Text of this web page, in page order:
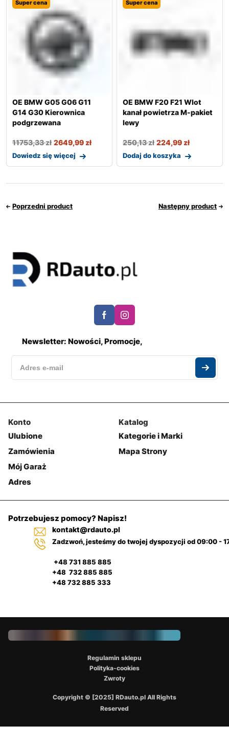
Super cena
OE BMW G05 G06 G11
G14 G30 Kierownica
podgrzewana
11753,33zł 2649,99zł
Dowiedz się więcej
Super cena
OE BMW F20 F21 Wlot
kanał powietrza M-pakiet
lewy
250,13zł 224,99zł
Dodaj do koszyka
Poprzedni product Następny product
Newsletter: Nowości, Promocje,
Konto
Ulubione
Zamówienia
Mój Garaż
Adres
Katalog
Kategorie i Marki
Mapa Strony
Potrzebujesz pomocy? Napisz!
kontakt@rdauto.pl
Zadzwoń, jesteśmy do twojej dyspozycji od 09:00 -
+48 731 885 885
+48 732 885 885
+48 732 885 333
Copyright © [2025] RDauto.pl All Rights
Reserved
Regulamin sklepu
Polityka-cookies
Zwroty